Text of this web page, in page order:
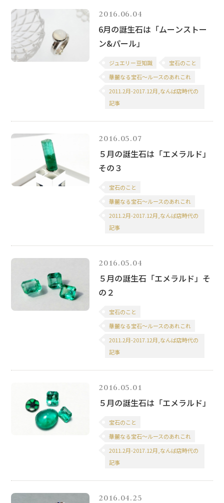
2016.06.04
6月の誕生石は「ムーンストー
ン&パール」
ジュエリー豆知識
宝石のこと
華麗なる宝石～ルースのあれこれ
2011.2月-2017.12月,なんば店時代の
記事
2016.05.07
５月の誕生石は「エメラルド」
その３
宝石のこと
華麗なる宝石～ルースのあれこれ
2011.2月-2017.12月,なんば店時代の
記事
2016.05.04
５月の誕生石「エメラルド」そ
の２
宝石のこと
華麗なる宝石～ルースのあれこれ
2011.2月-2017.12月,なんば店時代の
記事
2016.05.01
５月の誕生石は「エメラルド」
宝石のこと
華麗なる宝石～ルースのあれこれ
2011.2月-2017.12月,なんば店時代の
記事
2016.04.25